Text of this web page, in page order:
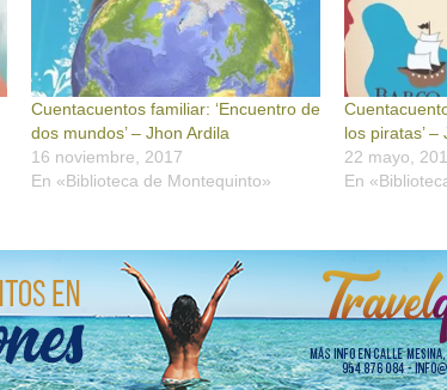
Cuentacuentos familiar: ‘Encuentro de
dos mundos’ – Jhon Ardila
16 noviembre, 2017
En «Biblioteca de Montequinto»
los piratas’ –
22 mayo,
En